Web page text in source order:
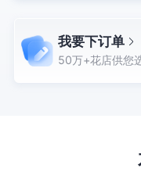
1；
桶+灯串下插花
卡打印+如图制
务必如图一制 拍
我要下订单
50万+花店供您